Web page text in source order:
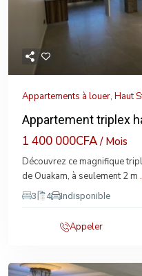
Appartements à louer, Haut
Appartement triplex
1 400 000CFA/ Mois
Découvrez ce magnifique
de Ouakam, à seulement 2 m
3 4 Indisponible
Appeler